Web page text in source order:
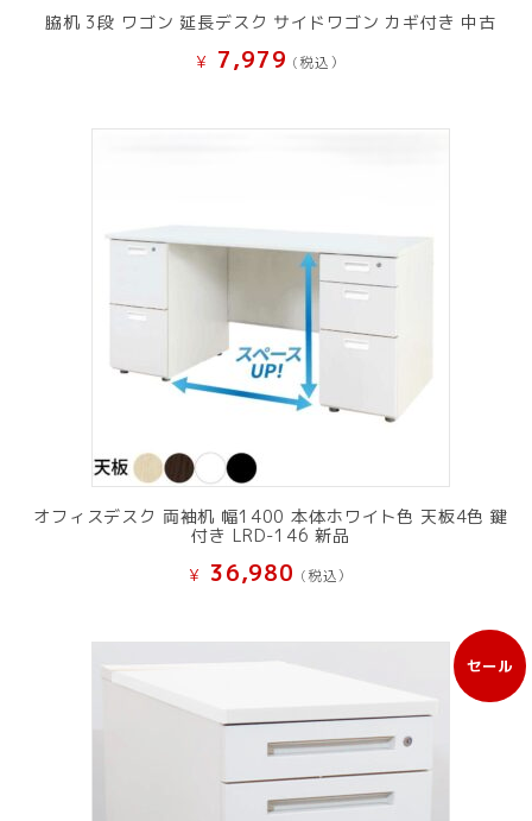
脇机 3段 ワゴン 延長デスク サイドワゴン カギ付き 中古
¥ 7,979 (税込）
オフィスデスク 両袖机 幅1400 本体ホワイト色 天板4色 鍵
付き LRD-146 新品
¥ 36,980 (税込）
セール
販
売